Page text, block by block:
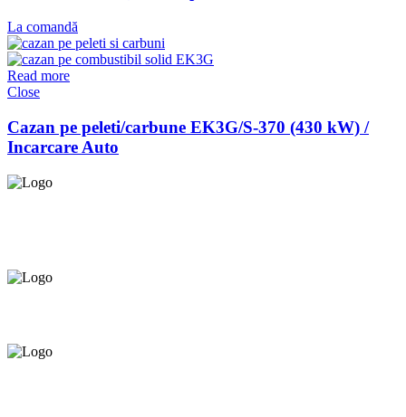
La comandă
Read more
Close
Cazan pe peleti/carbune EK3G/S-370 (430 kW) /
Incarcare Auto